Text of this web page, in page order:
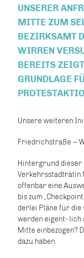
UNSERER
MITTE ZUM
BEZIRKSAMT
WIRREN
BEREITS
GRUNDLAGE
Unsere weiteren
Friedrichstraße –
Hintergrund dieser
Verkehrsstadträtin
offenbar eine
bis zum
derlei Pläne für die
werden eigent- lich
Mitte einbezogen?
dazu haben.